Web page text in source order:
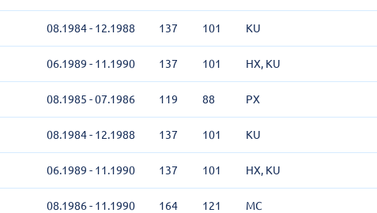
08.1984 - 12.1988 137 101 KU
06.1989 - 11.1990 137 101 HX, KU
08.1985 - 07.1986 119 88 PX
08.1984 - 12.1988 137 101 KU
06.1989 - 11.1990 137 101 HX, KU
08.1986 - 11.1990 164 121 MC